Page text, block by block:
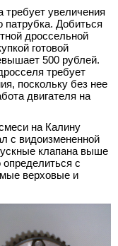
увеличения
патрубка. Добиться
дроссельной
готовой
500 рублей.
требует
поскольку без нее
двигателя на
на Калину
с видоизмененной
клапана выше
с
верховые и